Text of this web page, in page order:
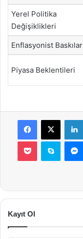
Yerel Politika
Değişiklikleri
Enflasyonist Baskılar
Piyasa Beklentileri
Facebook
X
Pocket Skype
Kayıt Ol